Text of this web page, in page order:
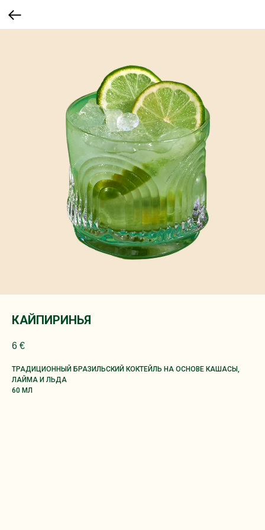
КАЙПИРИНЬЯ
6 €
ТРАДИЦИОННЫЙ БРАЗИЛЬСКИЙ КОКТЕЙЛЬ НА ОСНОВЕ КАШАСЫ,
ЛАЙМА И ЛЬДА
60 МЛ